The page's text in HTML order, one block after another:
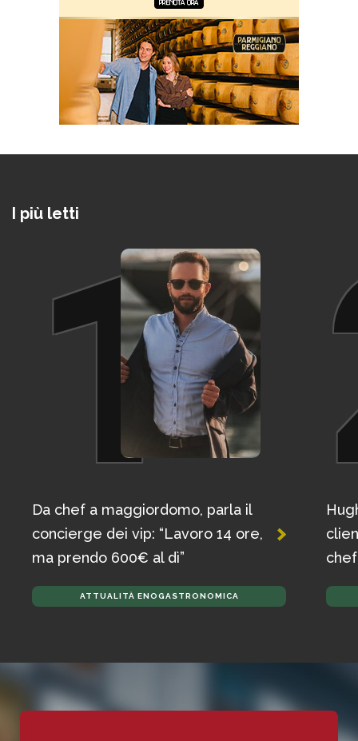
I più letti1
Da chef a maggiordomo, parla il
concierge dei vip: “Lavoro 14 ore,
ma prendo 600€ al dì”
ATTUALITÀ ENOGASTRONOMICA